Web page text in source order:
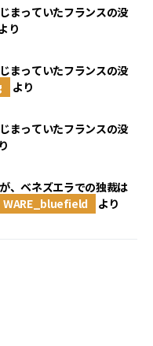
まっていたフランスの没
り
まっていたフランスの没
より
まっていたフランスの没
、ベネズエラでの独裁は
WARE_bluefield より